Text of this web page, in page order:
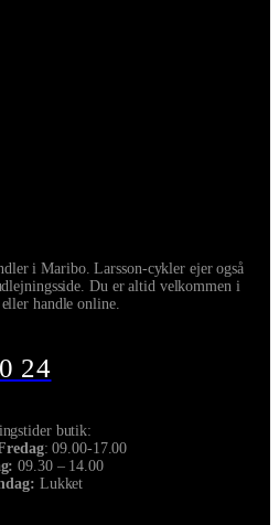
i Maribo. Larsson-cykler ejer også
Du er altid velkommen i
handle online.
24
butik:
: 09.00-17.00
09.30 – 14.00
Lukket